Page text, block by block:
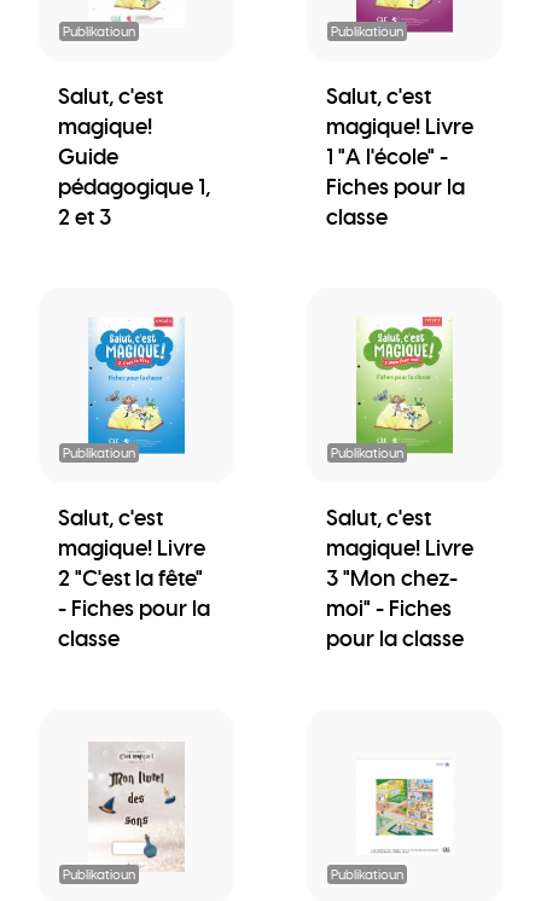
Publikatioun
Salut, c'est
magique!
Guide
pédagogique 1,
2 et 3
Publikatioun
Salut, c'est
magique! Livre
1 "A l'école" -
Fiches pour la
classe
Publikatioun
Salut, c'est
magique! Livre
2 "C'est la fête"
- Fiches pour la
classe
Publikatioun
Salut, c'est
magique! Livre
3 "Mon chez-
moi" - Fiches
pour la classe
Publikatioun Publikatioun